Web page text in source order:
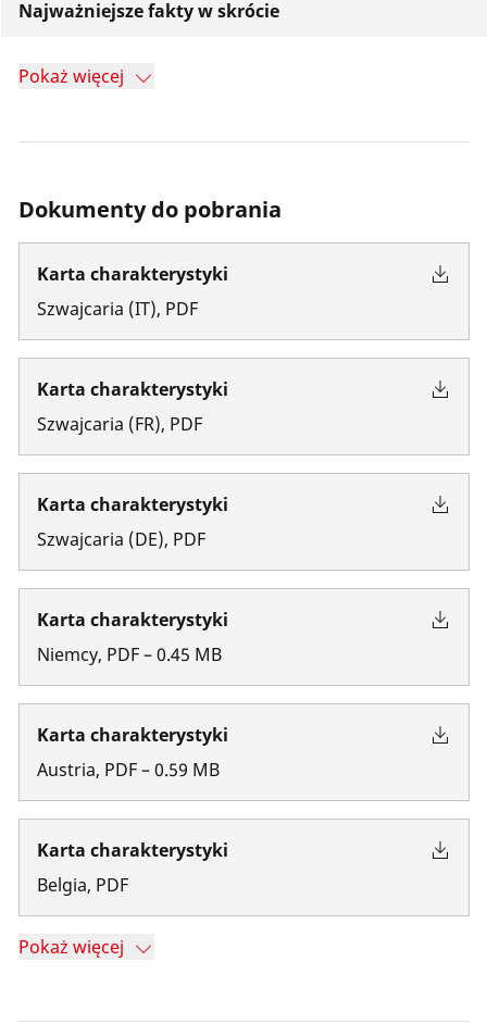
Najważniejsze fakty w skrócie
Pokaż więcej
Dokumenty do pobrania
Karta charakterystyki
Szwajcaria (IT), PDF
Karta charakterystyki
Szwajcaria (FR), PDF
Karta charakterystyki
Szwajcaria (DE), PDF
Karta charakterystyki
Niemcy, PDF–0.45 MB
Karta charakterystyki
Austria, PDF–0.59 MB
Karta charakterystyki
Belgia, PDF
Pokaż więcej